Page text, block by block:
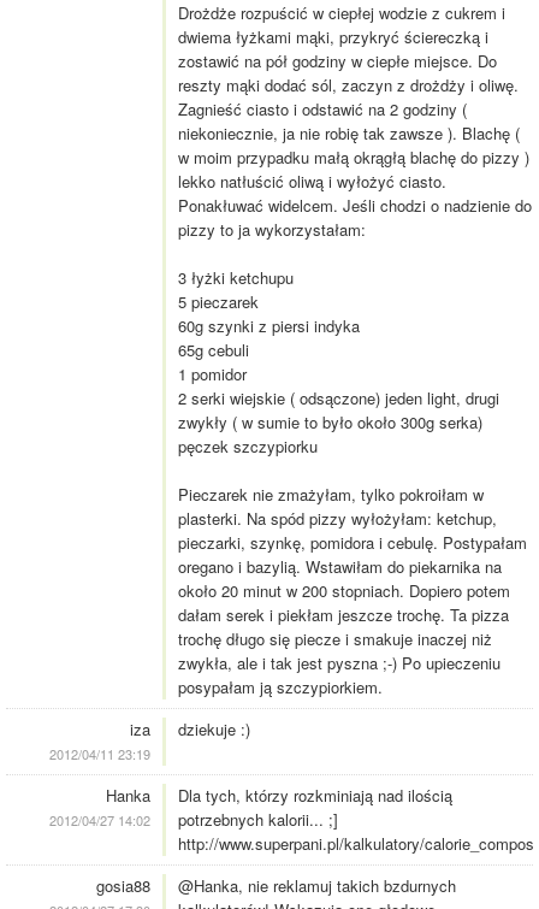
Drożdże rozpuścić w ciepłej wodzie z cukrem i
dwiema łyżkami mąki, przykryć ściereczką i
zostawić na pół godziny w ciepłe miejsce. Do
reszty mąki dodać sól, zaczyn z drożdży i oliwę.
Zagnieść ciasto i odstawić na 2 godziny (
niekoniecznie, ja nie robię tak zawsze ). Blachę (
w moim przypadku małą okrągłą blachę do pizzy )
lekko natłuścić oliwą i wyłożyć ciasto.
Ponakłuwać widelcem. Jeśli chodzi o nadzienie do
pizzy to ja wykorzystałam:
3 łyżki ketchupu
5 pieczarek
60g szynki z piersi indyka
65g cebuli
1 pomidor
2 serki wiejskie ( odsączone) jeden light, drugi
zwykły ( w sumie to było około 300g serka)
pęczek szczypiorku
Pieczarek nie zmażyłam, tylko pokroiłam w
plasterki. Na spód pizzy wyłożyłam: ketchup,
pieczarki, szynkę, pomidora i cebulę. Postypałam
oregano i bazylią. Wstawiłam do piekarnika na
około 20 minut w 200 stopniach. Dopiero potem
dałam serek i piekłam jeszcze trochę. Ta pizza
trochę długo się piecze i smakuje inaczej niż
zwykła, ale i tak jest pyszna ;-) Po upieczeniu
posypałam ją szczypiorkiem.
iza
2012/04/11 23:19
dziekuje :)
Hanka
2012/04/27 14:02
Dla tych, którzy rozkminiają nad ilością
potrzebnych kalorii... ;]
http://www.superpani.pl/kalkulatory/
gosia88
@Hanka, nie reklamuj takich bzdurnych